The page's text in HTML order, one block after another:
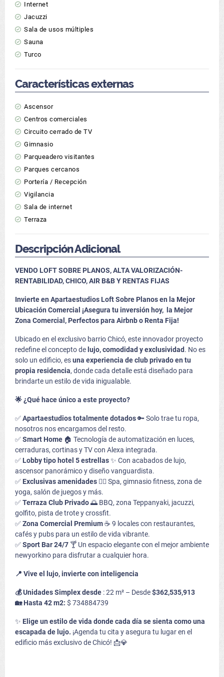
Internet
Jacuzzi
Sala de usos múltiples
Sauna
Turco
Características externas
Ascensor
Centros comerciales
Circuito cerrado de TV
Gimnasio
Parqueadero visitantes
Parques cercanos
Portería / Recepción
Vigilancia
Sala de internet
Terraza
Descripción Adicional
VENDO LOFT SOBRE PLANOS, ALTA VALORIZACIÓN-
RENTABILIDAD, CHICO, AIR B&B Y RENTAS FIJAS
Invierte en Apartaestudios Loft Sobre Planos en la Mejor
Ubicación Comercial ¡Asegura tu inversión hoy,
la Mejor
Zona Comercial, Perfectos para Airbnb o Renta Fija!
Ubicado en el exclusivo barrio Chicó, este innovador proyecto
redefine el concepto de lujo, comodidad y exclusividad. No es
solo un edificio, esuna experiencia de club privado en tu
propia residencia, donde cada detalle está diseñado para
brindarte un estilo de vida inigualable.
🌟 ¿Qué hace único a este proyecto?
✅Apartaestudios totalmente dotados🔑 Solo trae tu ropa,
nosotros nos encargamos del resto.
✅Smart Home 🏠 Tecnología de automatización en luces,
cerraduras, cortinas y TV con Alexa integrada.
✅ Lobby tipo hotel 5 estrellas✨ Con acabados de lujo,
ascensor panorámico y diseño vanguardista.
✅ Exclusivas amenidades 🏋️‍♂️ Spa, gimnasio fitness, zona de
yoga, salón de juegos y más.
✅Terraza Club Privado🌅 BBQ, zona Teppanyaki, jacuzzi,
golfito, pista de trote y crossfit.
✅Zona Comercial Premium☕ 9 locales con restaurantes,
cafés y pubs para un estilo de vida vibrante.
✅Sport Bar 24/7 🍸 Un espacio elegante con el mejor ambiente
newyorkino para disfrutar a cualquier hora.
📍 Vive el lujo, invierte con inteligencia
💰 Unidades Simplex desde : 22 m² – Desde$362,535,913
🏡 Hasta 42 m2: $ 734884739
✨ Elige un estilo de vida donde cada día se sienta como una
escapada de lujo. ¡Agenda tu cita y asegura tu lugar en el
edificio más exclusivo de Chicó! 📩💎